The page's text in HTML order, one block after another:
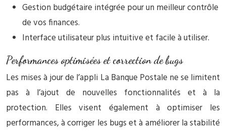
Gestion budgétaire intégrée pour un meilleur contrôle
de vos finances.
Interface utilisateur plus intuitive et facile à utiliser.
Performances optimisées et correction de bugs
Les mises à jour de l’appli La Banque Postale ne se limitent
pas à l’ajout de nouvelles fonctionnalités et à la
protection. Elles visent également à optimiser les
performances, à corriger les bugs et à améliorer la stabilité